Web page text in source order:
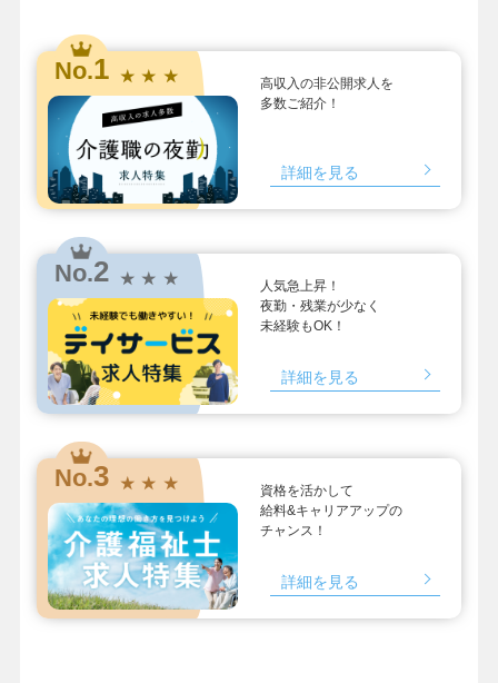
No.1 ★ ★ ★
高収入の非公開求人を
多数ご紹介！
詳細を見る
No.2 ★ ★ ★
人気急上昇！
夜勤・残業が少なく
未経験もOK！
詳細を見る
No.3 ★ ★ ★
資格を活かして
給料&キャリアアップの
チャンス！
詳細を見る